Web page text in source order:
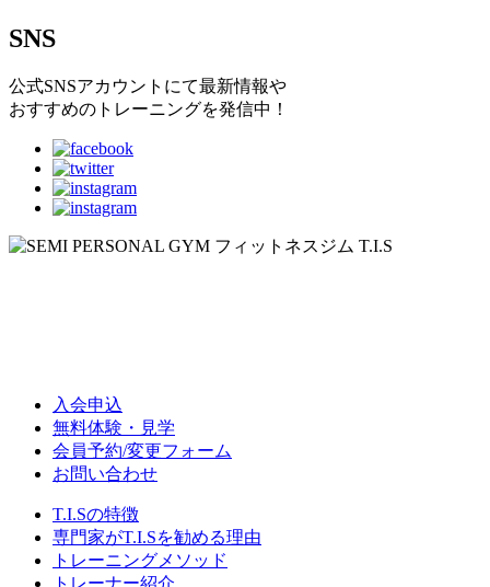
SNS
公式SNSアカウントにて最新情報や
おすすめのトレーニングを発信中！
入会申込
無料体験・見学
会員予約/変更フォーム
お問い合わせ
T.I.Sの特徴
専門家がT.I.Sを勧める理由
トレーニングメソッド
トレーナー紹介